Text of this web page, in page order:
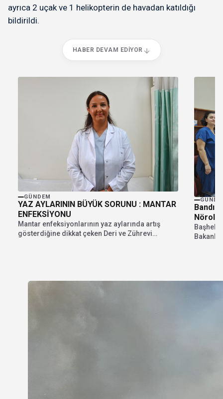
ayrıca 2 uçak ve 1 helikopterin de havadan katıldığı
bildirildi.
HABER DEVAM EDIYOR
GÜNDEM
YAZ AYLARININ BÜYÜK SORUNU : MANTAR
ENFEKSİYONU
Mantar enfeksiyonlarının yaz aylarında artış
gösterdiğine dikkat çeken Deri ve Zührevi